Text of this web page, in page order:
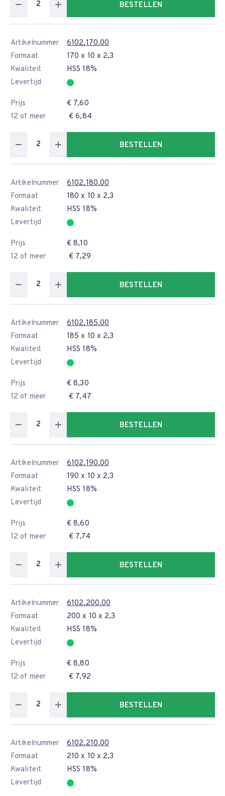
BESTELLEN
Artikelnummer
6102.170.00
Formaat
170 x 10 x 2,3
Kwaliteit
HSS 18%
Levertijd
Prijs
€ 7,60
12 of meer
€ 6,84
BESTELLEN
Artikelnummer
6102.180.00
Formaat
180 x 10 x 2,3
Kwaliteit
HSS 18%
Levertijd
Prijs
€ 8,10
12 of meer
€ 7,29
BESTELLEN
Artikelnummer
6102.185.00
Formaat
185 x 10 x 2,3
Kwaliteit
HSS 18%
Levertijd
Prijs
€ 8,30
12 of meer
€ 7,47
BESTELLEN
Artikelnummer
6102.190.00
Formaat
190 x 10 x 2,3
Kwaliteit
HSS 18%
Levertijd
Prijs
€ 8,60
12 of meer
€ 7,74
BESTELLEN
Artikelnummer
6102.200.00
Formaat
200 x 10 x 2,3
Kwaliteit
HSS 18%
Levertijd
Prijs
€ 8,80
12 of meer
€ 7,92
BESTELLEN
Artikelnummer
6102.210.00
Formaat
210 x 10 x 2,3
Kwaliteit
HSS 18%
Levertijd